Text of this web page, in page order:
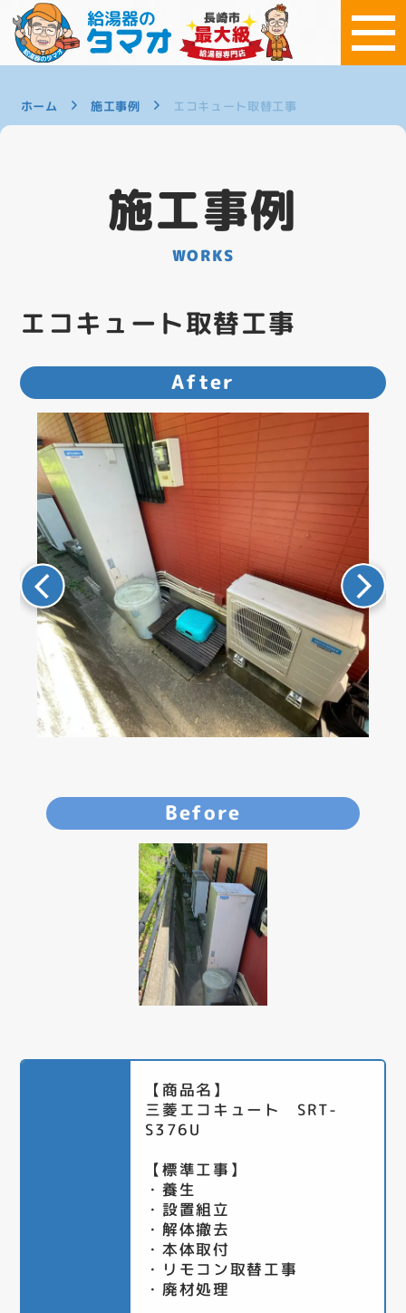
ホーム 施工事例 エコキュート取替工事
施工事例
WORKS
エコキュート取替工事
After
Before
【商品名】
三菱エコキュート SRT-
S376U
【標準工事】
・養生
・設置組立
・解体撤去
・本体取付
・リモコン取替工事
・廃材処理